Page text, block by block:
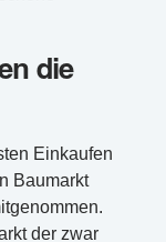
die
Einkaufen
Baumarkt
der zwar